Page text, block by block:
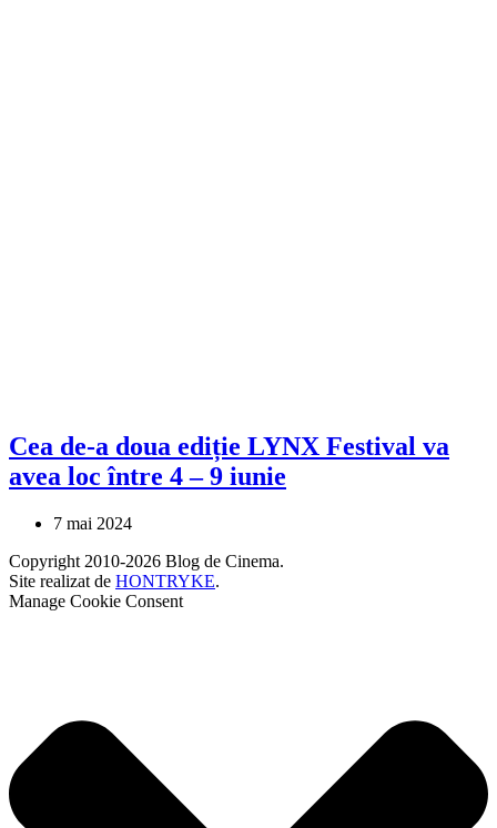
Cea de-a doua ediție LYNX Festival va
avea loc între 4 – 9 iunie
7 mai 2024
Copyright 2010-2026 Blog de Cinema.
Site realizat de HONTRYKE.
Manage Cookie Consent